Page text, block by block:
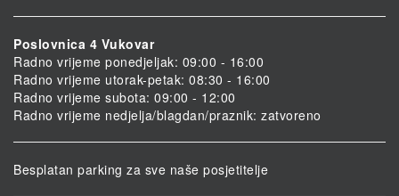
Poslovnica 4 Vukovar
Radno vrijeme ponedjeljak: 09:00 - 16:00
Radno vrijeme utorak-petak: 08:30 - 16:00
Radno vrijeme subota: 09:00 - 12:00
Radno vrijeme nedjelja/blagdan/praznik: zatvoreno
Besplatan parking za sve naše posjetitelje